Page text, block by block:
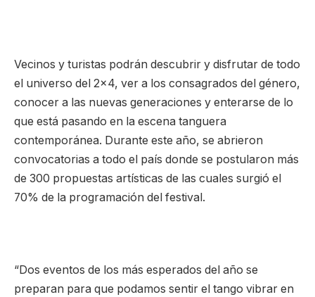
Vecinos y turistas podrán descubrir y disfrutar de todo
el universo del 2×4, ver a los consagrados del género,
conocer a las nuevas generaciones y enterarse de lo
que está pasando en la escena tanguera
contemporánea. Durante este año, se abrieron
convocatorias a todo el país donde se postularon más
de 300 propuestas artísticas de las cuales surgió el
70% de la programación del festival.
“Dos eventos de los más esperados del año se
preparan para que podamos sentir el tango vibrar en